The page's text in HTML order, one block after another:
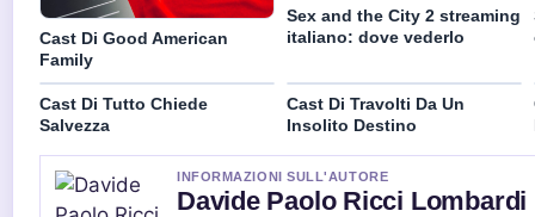
Cast Di Good American
Family
Sex and the City 2 streaming
italiano: dove vederlo
Cast Di Tutto Chiede
Salvezza
Cast Di Travolti Da Un
Insolito Destino
INFORMAZIONI SULL'AUTORE
Davide Paolo Ricci Lombardi